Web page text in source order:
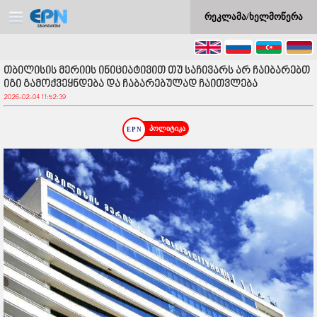
რეკლამა/ხელმოწერა
თბილისის მერიის ინიციატივით თუ საჩივარს არ ჩაიბარებთ
იგი გამოქვეყნდება და ჩაბარებულად ჩაითვლება
2026-02-04 11:52:39
პოლიტიკა